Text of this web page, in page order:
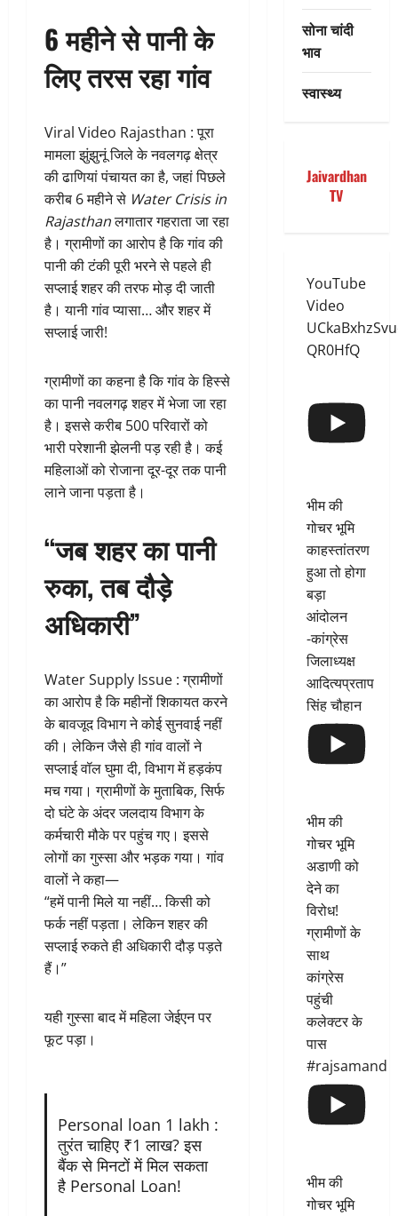
6 महीने से पानी के
लिए तरस रहा गांव
Viral Video Rajasthan : पूरा
मामला झुंझुनूं जिले के नवलगढ़ क्षेत्र
की ढाणियां पंचायत का है, जहां पिछले
करीब 6 महीने से Water Crisis in
Rajasthanलगातार गहराता जा रहा
है। ग्रामीणों का आरोप है कि गांव की
पानी की टंकी पूरी भरने से पहले ही
सप्लाई शहर की तरफ मोड़ दी जाती
है। यानी गांव प्यासा… और शहर में
सप्लाई जारी!
ग्रामीणों का कहना है कि गांव के हिस्से
का पानी नवलगढ़ शहर में भेजा जा रहा
है। इससे करीब 500 परिवारों को
भारी परेशानी झेलनी पड़ रही है। कई
महिलाओं को रोजाना दूर-दूर तक पानी
लाने जाना पड़ता है।
“जब शहर का पानी
रुका, तब दौड़े
अधिकारी”
Water Supply Issue : ग्रामीणों
का आरोप है कि महीनों शिकायत करने
के बावजूद विभाग ने कोई सुनवाई नहीं
की। लेकिन जैसे ही गांव वालों ने
सप्लाई वॉल घुमा दी, विभाग में हड़कंप
मच गया। ग्रामीणों के मुताबिक, सिर्फ
दो घंटे के अंदर जलदाय विभाग के
कर्मचारी मौके पर पहुंच गए। इससे
लोगों का गुस्सा और भड़क गया। गांव
वालों ने कहा—
“हमें पानी मिले या नहीं… किसी को
फर्क नहीं पड़ता। लेकिन शहर की
सप्लाई रुकते ही अधिकारी दौड़ पड़ते
हैं।”
यही गुस्सा बाद में महिला जेईएन पर
फूट पड़ा।
Personal loan 1 lakh :
तुरंत चाहिए ₹1 लाख? इस
बैंक से मिनटों में मिल सकता
है Personal Loan!
सोना चांदी
भाव
स्वास्थ्य
Jaivardhan
TV
YouTube
Video
QR0HfQ
भीम की
गोचर भूमि
काहस्तांतरण
हुआ तो होगा
बड़ा
आंदोलन
-कांग्रेस
जिलाध्यक्ष
आदित्यप्रताप
सिंह चौहान
भीम की
गोचर भूमि
अडाणी को
देने का
विरोध!
ग्रामीणों के
साथ
कांग्रेस
पहुंची
कलेक्टर के
पास
#rajsamand
भीम की
गोचर भूमि